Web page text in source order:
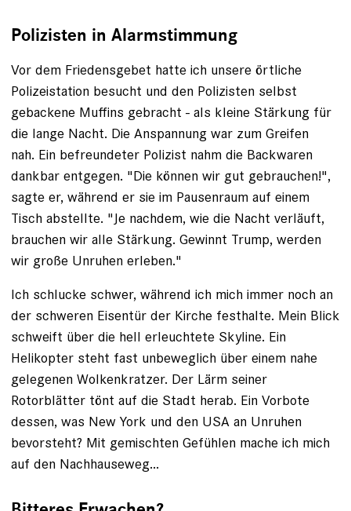
Polizisten in Alarmstimmung
Vor dem Friedensgebet hatte ich unsere örtliche
Polizeistation besucht und den Polizisten selbst
gebackene Muffins gebracht - als kleine Stärkung für
die lange Nacht. Die Anspannung war zum Greifen
nah. Ein befreundeter Polizist nahm die Backwaren
dankbar entgegen. "Die können wir gut gebrauchen!",
sagte er, während er sie im Pausenraum auf einem
Tisch abstellte. "Je nachdem, wie die Nacht verläuft,
brauchen wir alle Stärkung. Gewinnt Trump, werden
wir große Unruhen erleben."
Ich schlucke schwer, während ich mich immer noch an
der schweren Eisentür der Kirche festhalte. Mein Blick
schweift über die hell erleuchtete Skyline. Ein
Helikopter steht fast unbeweglich über einem nahe
gelegenen Wolkenkratzer. Der Lärm seiner
Rotorblätter tönt auf die Stadt herab. Ein Vorbote
dessen, was New York und den USA an Unruhen
bevorsteht? Mit gemischten Gefühlen mache ich mich
auf den Nachhauseweg…